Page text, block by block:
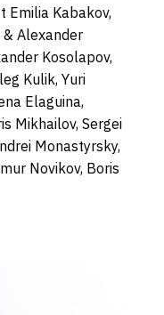
Emilia Kabakov,
Alexander
Kosolapov,
Kulik, Yuri
Elaguina,
Mikhailov, Sergei
Monastyrsky,
Novikov, Boris